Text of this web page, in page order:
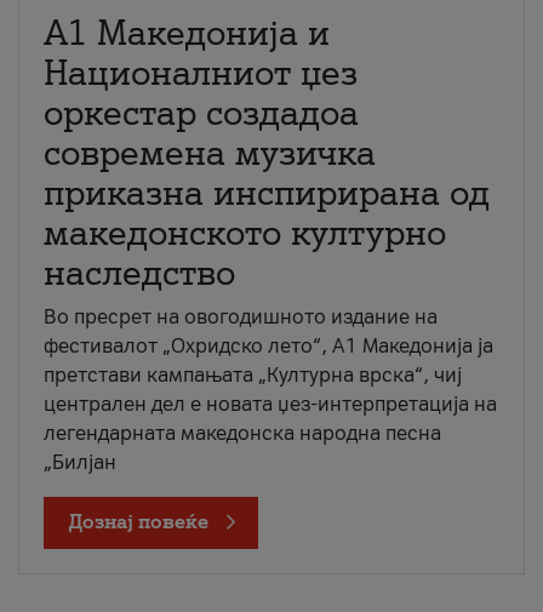
А1 Македонија и
Националниот џез
оркестар создадоа
современа музичка
приказна инспирирана од
македонското културно
наследство
Во пресрет на овогодишното издание на
фестивалот „Охридско лето“, А1 Македонија ја
претстави кампањата „Културна врска“, чиј
централен дел е новата џез-интерпретација на
легендарната македонска народна песна
„Билјан
Дознај повеќе